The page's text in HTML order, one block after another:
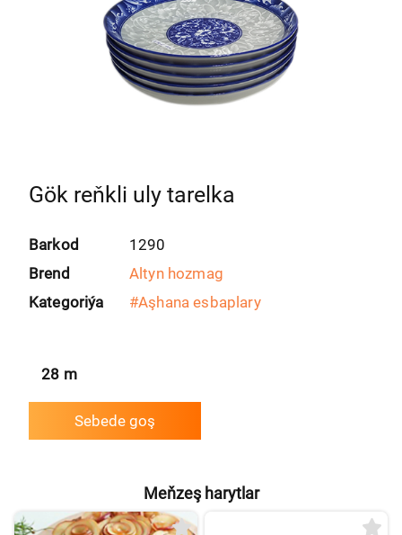
Gök reňkli uly tarelka
Barkod
1290
Brend
Altyn hozmag
Kategoriýa
#Aşhana esbaplary
28 m
Sebede goş
Meňzeş harytlar